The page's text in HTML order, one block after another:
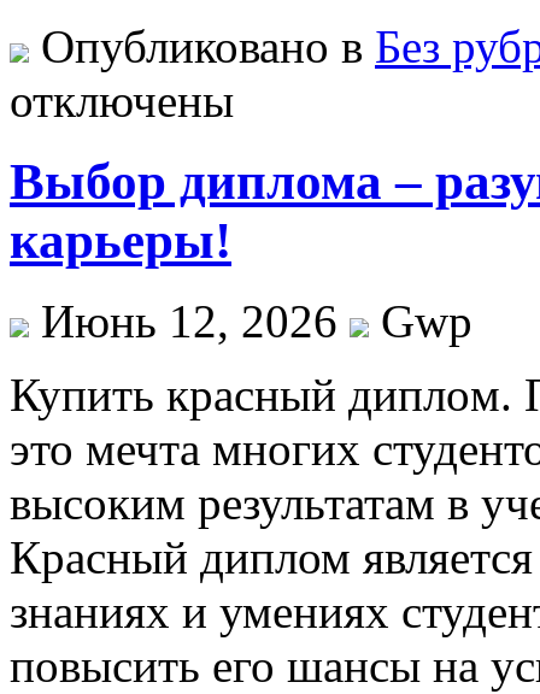
Опубликовано в Без
отключены
Выбор диплома –
карьеры!
Июнь 12, 2026
Gwp
Купить крaсный
это мечта многих
высоким результатам в
Красный диплом
знаниях и умениях
повысить его шансы на